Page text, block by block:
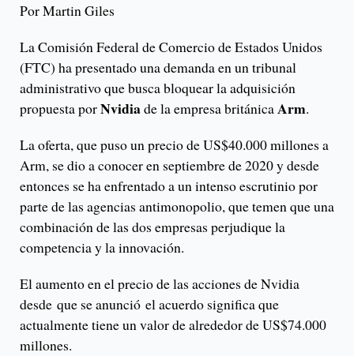
Por Martin Giles
La Comisión Federal de Comercio de Estados Unidos
(FTC) ha presentado una demanda en un tribunal
administrativo que busca bloquear la adquisición
propuesta porNvidiade la empresa británicaArm.
La oferta, que puso un precio de US$40.000 millones a
Arm, se dio a conocer en septiembre de 2020 y desde
entonces se ha enfrentado a un intenso escrutinio por
parte de las agencias antimonopolio, que temen que una
combinación de las dos empresas perjudique la
competencia y la innovación.
El aumento en el precio de las acciones de Nvidia
desde que se anunció el acuerdo significa que
actualmente tiene un valor de alrededor de US$74.000
millones.